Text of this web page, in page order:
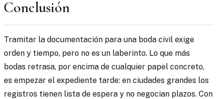
Conclusión
Tramitar la documentación para una boda civil exige
orden y tiempo, pero no es un laberinto. Lo que más
bodas retrasa, por encima de cualquier papel concreto,
es empezar el expediente tarde: en ciudades grandes los
registros tienen lista de espera y no negocian plazos. Con